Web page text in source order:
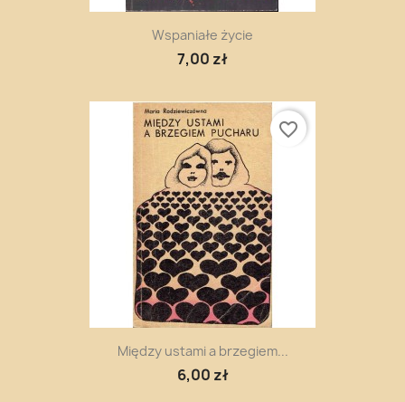
Wspaniałe życie
7,00 zł
Między ustami a brzegiem...
6,00 zł
favorite_border